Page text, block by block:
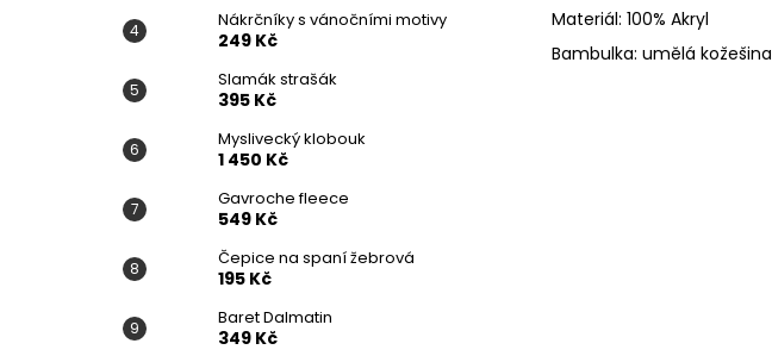
Nákrčníky s vánočními motivy
249 Kč
Slamák strašák
395 Kč
Myslivecký klobouk
1 450 Kč
Gavroche fleece
549 Kč
Čepice na spaní žebrová
195 Kč
Baret Dalmatin
349 Kč
Materiál: 100% Akryl
Bambulka: umělá kožešina